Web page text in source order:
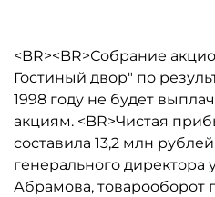
<BR><BR>Собрание
Гостиный двор" по
1998 году не будет
акциям. <BR>Чистая
составила 13,2 млн
генерального директора
Абрамова, товарооборот